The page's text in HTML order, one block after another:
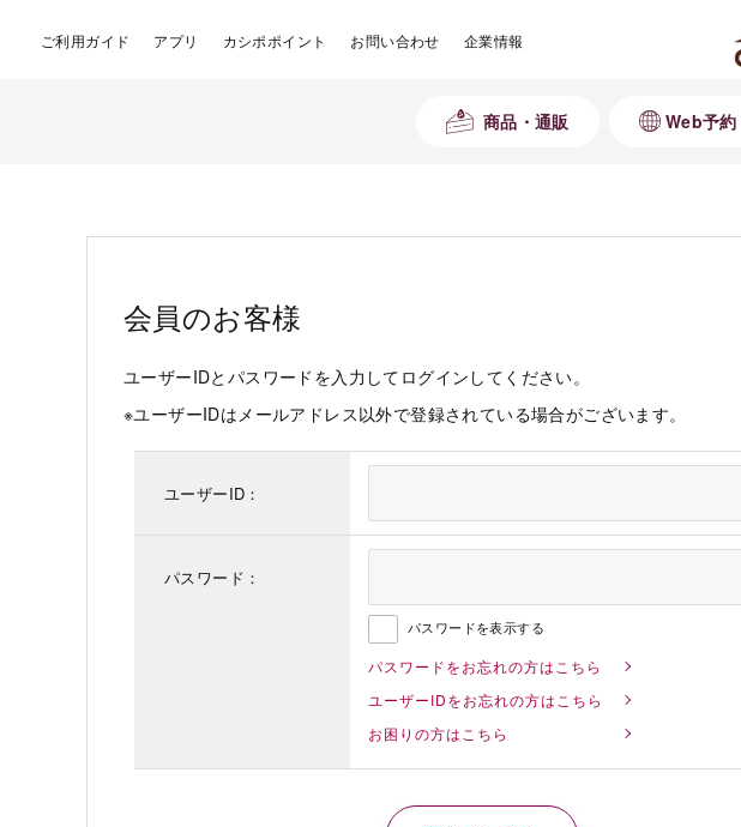
ご利用ガイド アプリ カシポポイント お問い合わせ 企業情報
商品・通販 Web予約
会員のお客様
ユーザーIDとパスワードを入力してログインしてください。
※ユーザーIDはメールアドレス以外で登録されている場合がございます。
ユーザーID：
パスワード：
パスワードを表示する
パスワードをお忘れの方はこちら
ユーザーIDをお忘れの方はこちら
お困りの方はこちら